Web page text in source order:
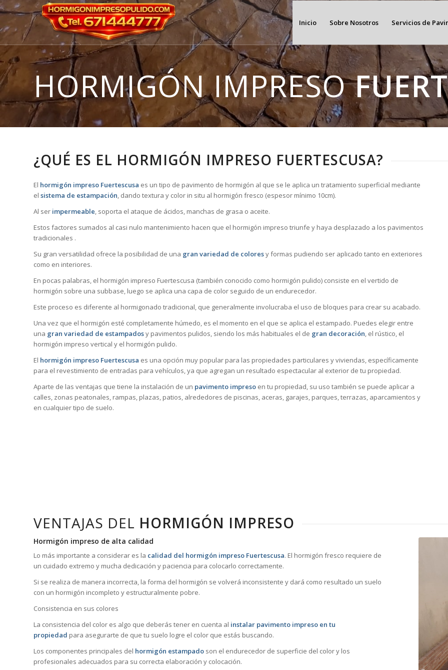
Inicio Sobre Nosotros Servicios de
HORMIGÓN IMPRESO
¿QUÉ ES EL HORMIGÓN IMPRESO FUERTESCUSA?
El hormigón impreso Fuertescusa es un tipo de pavimento de hormigón al que se le aplica un tratamiento superficial mediante
el sistema de estampación, dando textura y color in situ al hormigón fresco (espesor mínimo 10cm).
Al ser impermeable, soporta el ataque de ácidos, manchas de grasa o aceite.
Estos factores sumados al casi nulo mantenimiento hacen que el hormigón impreso triunfe y haya desplazado a los pavimentos
tradicionales .
Su gran versatilidad ofrece la posibilidad de una gran variedad de coloresy formas pudiendo ser aplicado tanto en exteriores
como en interiores.
En pocas palabras, el hormigón impreso Fuertescusa (también conocido como hormigón pulido) consiste en el vertido de
hormigón sobre una subbase, luego se aplica una capa de color seguido de un endurecedor.
Este proceso es diferente al hormigonado tradicional, que generalmente involucraba el uso de bloques para crear su acabado.
Una vez que el hormigón esté completamente húmedo, es el momento en el que se aplica el estampado. Puedes elegir entre
una gran variedad de estampadosy pavimentos pulidos, siendo los más habituales el de gran decoración, el rústico, el
hormigón impreso vertical y el hormigón pulido.
El hormigón impreso Fuertescusa es una opción muy popular para las propiedades particulares y viviendas, específicamente
para el revestimiento de entradas para vehículos, ya que agregan un resultado espectacular al exterior de tu propiedad.
Aparte de las ventajas que tiene la instalación de un pavimento impreso en tu propiedad, su uso también se puede aplicar a
calles, zonas peatonales, rampas, plazas, patios, alrededores de piscinas, aceras, garajes, parques, terrazas, aparcamientos y
en cualquier tipo de suelo.
VENTAJAS DEL HORMIGÓN IMPRESO
Hormigón impreso de alta calidad
Lo más importante a considerar es la calidad del hormigón impreso Fuertescusa. El hormigón fresco requiere de
un cuidado extremo y mucha dedicación y paciencia para colocarlo correctamente.
Si se realiza de manera incorrecta, la forma del hormigón se volverá inconsistente y dará como resultado un suelo
con un hormigón incompleto y estructuralmente pobre.
Consistencia en sus colores
La consistencia del color es algo que deberás tener en cuenta al instalar pavimento impreso en tu
propiedad para asegurarte de que tu suelo logre el color que estás buscando.
Los componentes principales del hormigón estampado son el endurecedor de superficie del color y los
profesionales adecuados para su correcta elaboración y colocación.